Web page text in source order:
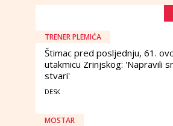
TRENER PLEMIĆA
Štimac pred posljednju, 61.
utakmicu Zrinjskog: 'Napravili
stvari'
DESK
MOSTAR